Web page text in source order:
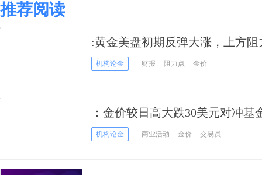
推荐阅读
:黄金美盘初期反弹大涨，上方
机构论金 财报 阻力点 金价
：金价较日高大跌30美元对冲
机构论金 商业活动 金价 交易员